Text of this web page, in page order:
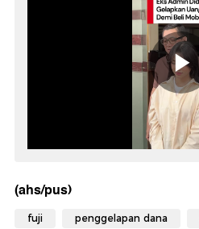
(ahs/pus)
fuji penggelapan dana